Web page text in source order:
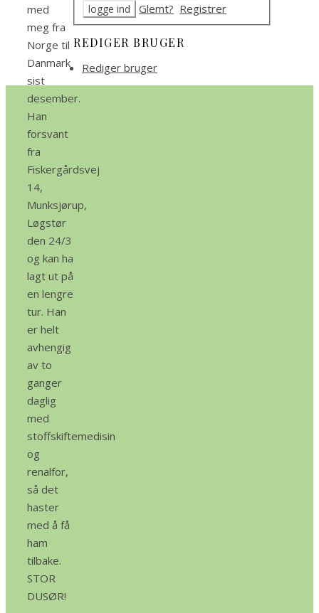
med
meg fra
Norge til
Danmark
sist
desember.
Han
forsvant
fra
Fiskergårdsvej
14,
Munksjørup,
Løgstør
den 24/3
og kan ha
lagt ut på
en lengre
tur. Han
er helt
avhengig
av to
ganger
daglig
med
stoffskiftemedisin
og
renalfor,
så det
haster
med å få
ham
tilbake.
STOR
DUSØR!
Glemt? Registrer
REDIGER BRUGER
Rediger bruger